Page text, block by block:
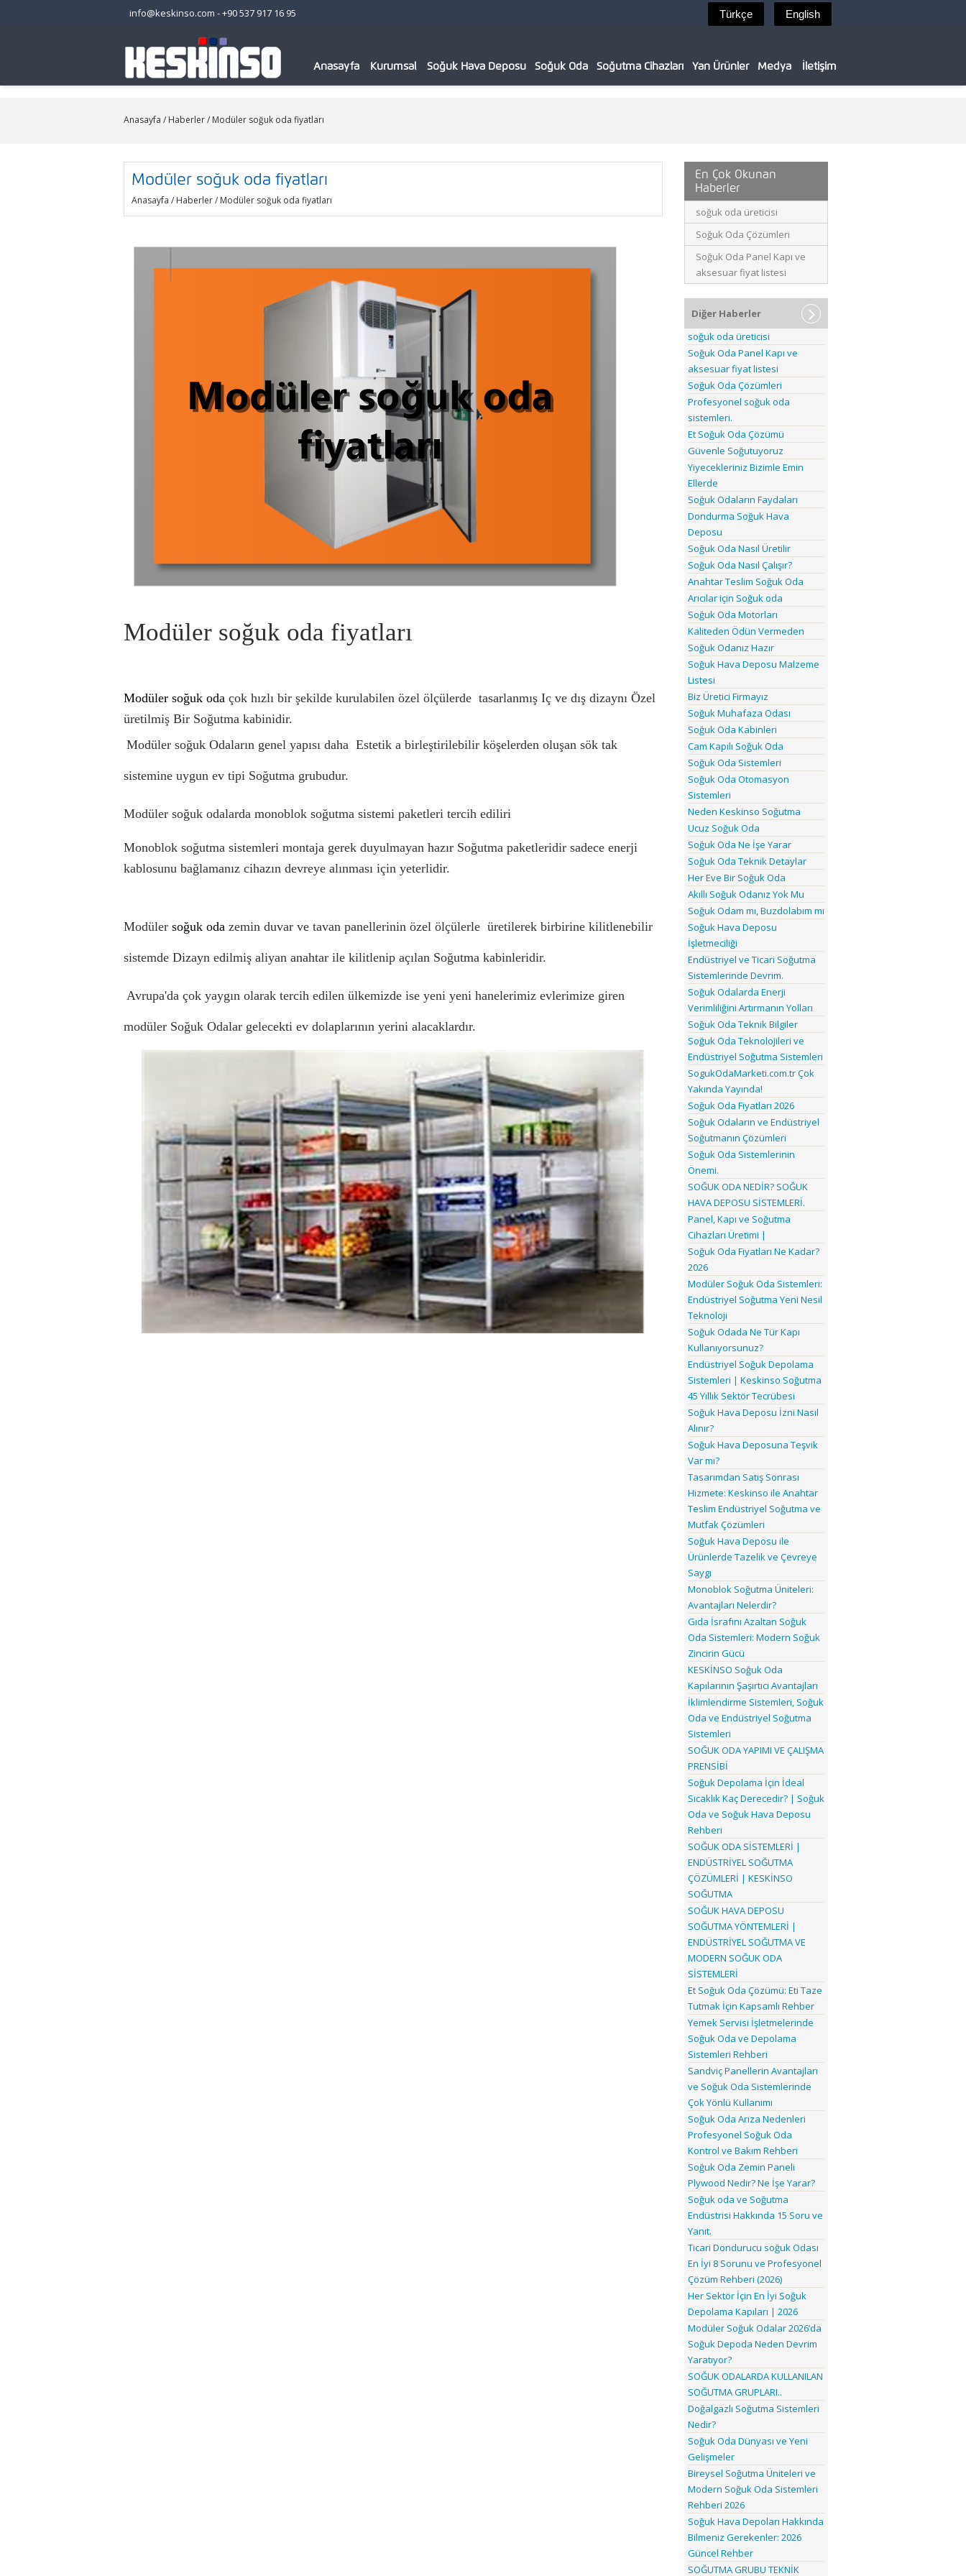
info@keskinso.com -+90 537 917 16 95
Anasayfa Kurumsal Soğuk Hava Deposu Soğuk Oda Soğutma Cihazları Yan Ürünler Medya İletişim
Anasayfa / Haberler/ Modüler soğuk oda fiyatları
Modüler soğuk oda fiyatları
Anasayfa / Haberler/ Modüler soğuk oda fiyatları
Modüler soğuk oda fiyatları
Modüler soğuk oda çok hızlı bir şekilde kurulabilen özel ölçülerde  tasarlanmış Iç ve dış dizaynı Özel
üretilmiş Bir Soğutma kabinidir.
Modüler soğuk Odaların genel yapısı daha  Estetik a birleştirilebilir köşelerden oluşan sök tak
sistemine uygun ev tipi Soğutma grubudur.
Modüler soğuk odalarda monoblok soğutma sistemi paketleri tercih ediliri
Monoblok soğutma sistemleri montaja gerek duyulmayan hazır Soğutma paketleridir sadece enerji
kablosunu bağlamanız cihazın devreye alınması için yeterlidir.
Modüler soğuk oda zemin duvar ve tavan panellerinin özel ölçülerle  üretilerek birbirine kilitlenebilir
sistemde Dizayn edilmiş aliyan anahtar ile kilitlenip açılan Soğutma kabinleridir.
Avrupa'da çok yaygın olarak tercih edilen ülkemizde ise yeni yeni hanelerimiz evlerimize giren
modüler Soğuk Odalar gelecekti ev dolaplarının yerini alacaklardır.
En Çok Okunan
Haberler
soğuk oda üreticisi
Soğuk Oda Çözümleri
Soğuk Oda Panel Kapı ve
aksesuar fiyat listesi
Diğer Haberler
soğuk oda üreticisi
Soğuk Oda Panel Kapı ve
aksesuar fiyat listesi
Soğuk Oda Çözümleri
Profesyonel soğuk oda
sistemleri.
Et Soğuk Oda Çözümü
Güvenle Soğutuyoruz
Yiyecekleriniz Bizimle Emin
Ellerde
Soğuk Odaların Faydaları
Dondurma Soğuk Hava
Deposu
Soğuk Oda Nasıl Üretilir
Soğuk Oda Nasıl Çalışır?
Anahtar Teslim Soğuk Oda
Arıcılar için Soğuk oda
Soğuk Oda Motorları
Kaliteden Ödün Vermeden
Soğuk Odanız Hazır
Soğuk Hava Deposu Malzeme
Listesi
Biz Üretici Firmayız
Soğuk Muhafaza Odası
Soğuk Oda Kabinleri
Cam Kapılı Soğuk Oda
Soğuk Oda Sistemleri
Soğuk Oda Otomasyon
Sistemleri
Neden Keskinso Soğutma
Ucuz Soğuk Oda
Soğuk Oda Ne İşe Yarar
Soğuk Oda Teknik Detaylar
Her Eve Bir Soğuk Oda
Akıllı Soğuk Odanız Yok Mu
Soğuk Odam mı, Buzdolabım mı
Soğuk Hava Deposu
İşletmeciliği
Endüstriyel ve Ticari Soğutma
Sistemlerinde Devrim.
Soğuk Odalarda Enerji
Verimliliğini Artırmanın Yolları
Soğuk Oda Teknik Bilgiler
Soğuk Oda Teknolojileri ve
Endüstriyel Soğutma Sistemleri
SogukOdaMarketi.com.tr Çok
Yakında Yayında!
Soğuk Oda Fiyatları 2026
Soğuk Odaların ve Endüstriyel
Soğutmanın Çözümleri
Soğuk Oda Sistemlerinin
Önemi.
SOĞUK ODA NEDİR? SOĞUK
HAVA DEPOSU SİSTEMLERİ.
Panel, Kapı ve Soğutma
Cihazları Üretimi |
Soğuk Oda Fiyatları Ne Kadar?
2026
Modüler Soğuk Oda Sistemleri:
Endüstriyel Soğutma Yeni Nesil
Teknoloji
Soğuk Odada Ne Tür Kapı
Kullanıyorsunuz?
Endüstriyel Soğuk Depolama
Sistemleri | Keskinso Soğutma
45 Yıllık Sektör Tecrübesi
Soğuk Hava Deposu İzni Nasıl
Alınır?
Soğuk Hava Deposuna Teşvik
Var mı?
Tasarımdan Satış Sonrası
Hizmete: Keskinso ile Anahtar
Teslim Endüstriyel Soğutma ve
Mutfak Çözümleri
Soğuk Hava Deposu ile
Ürünlerde Tazelik ve Çevreye
Saygı
Monoblok Soğutma Üniteleri:
Avantajları Nelerdir?
Gıda İsrafını Azaltan Soğuk
Oda Sistemleri: Modern Soğuk
Zincirin Gücü
KESKİNSO Soğuk Oda
Kapılarının Şaşırtıcı Avantajları
İklimlendirme Sistemleri, Soğuk
Oda ve Endüstriyel Soğutma
Sistemleri
SOĞUK ODA YAPIMI VE ÇALIŞMA
PRENSİBİ
Soğuk Depolama İçin İdeal
Sıcaklık Kaç Derecedir? | Soğuk
Oda ve Soğuk Hava Deposu
Rehberi
SOĞUK ODA SİSTEMLERİ |
ENDÜSTRİYEL SOĞUTMA
ÇÖZÜMLERİ | KESKİNSO
SOĞUTMA
SOĞUK HAVA DEPOSU
SOĞUTMA YÖNTEMLERİ |
ENDÜSTRİYEL SOĞUTMA VE
MODERN SOĞUK ODA
SİSTEMLERİ
Et Soğuk Oda Çözümü: Eti Taze
Tutmak İçin Kapsamlı Rehber
Yemek Servisi İşletmelerinde
Soğuk Oda ve Depolama
Sistemleri Rehberi
Sandviç Panellerin Avantajları
ve Soğuk Oda Sistemlerinde
Çok Yönlü Kullanımı
Soğuk Oda Arıza Nedenleri
Profesyonel Soğuk Oda
Kontrol ve Bakım Rehberi
Soğuk Oda Zemin Paneli
Plywood Nedir? Ne İşe Yarar?
Soğuk oda ve Soğutma
Endüstrisi Hakkında 15 Soru ve
Yanıt.
Ticari Dondurucu soğuk Odası
En İyi 8 Sorunu ve Profesyonel
Çözüm Rehberi (2026)
Her Sektör İçin En İyi Soğuk
Depolama Kapıları | 2026
Modüler Soğuk Odalar 2026’da
Soğuk Depoda Neden Devrim
Yaratıyor?
SOĞUK ODALARDA KULLANILAN
SOĞUTMA GRUPLARI..
Doğalgazlı Soğutma Sistemleri
Nedir?
Soğuk Oda Dünyası ve Yeni
Gelişmeler
Bireysel Soğutma Üniteleri ve
Modern Soğuk Oda Sistemleri
Rehberi 2026
Soğuk Hava Depoları Hakkında
Bilmeniz Gerekenler: 2026
Güncel Rehber
SOĞUTMA GRUBU TEKNİK